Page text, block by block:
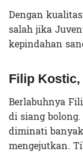
Dengan
salah jika
kepindahan
Filip
Berlabuhnya
di siang
diminati
mengejutkan.